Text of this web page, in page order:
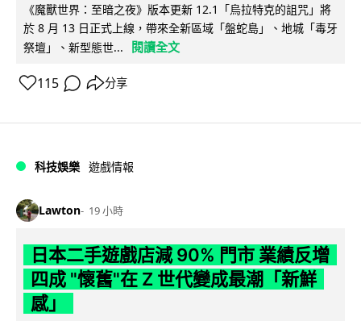
《魔獸世界：至暗之夜》版本更新 12.1「烏拉特克的詛咒」將
於 8 月 13 日正式上線，帶來全新區域「盤蛇島」、地城「毒牙
祭壇」、新型態世...
閱讀全文
115 分享
科技娛樂 遊戲情報
Lawton 19 小時
日本二手遊戲店減 90% 門市 業績反增
四成 "懷舊"在 Z 世代變成最潮「新鮮
感」